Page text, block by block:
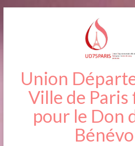
Union
Ville de
pour le Don